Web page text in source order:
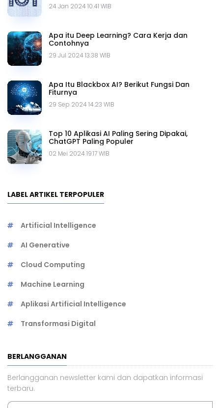
24 Jan 2024 10.41 WIB
Apa itu Deep Learning? Cara Kerja dan
Contohnya
29 Jul 2024 13.38 WIB
Apa Itu Blackbox AI? Berikut Fungsi Dan
Fiturnya
29 Sep 2024 14.23 WIB
Top 10 Aplikasi AI Paling Sering Dipakai,
ChatGPT Paling Populer
02 Mei 2024 19.17 WIB
LABEL ARTIKEL TERPOPULER
Artificial Intelligence
AI Generative
Cloud Computing
Machine Learning
Aplikasi Artificial Intelligence
Transformasi Digital
BERLANGGANAN
Berlangganan newsletter kami dan dapatkan informasi
terbaru.